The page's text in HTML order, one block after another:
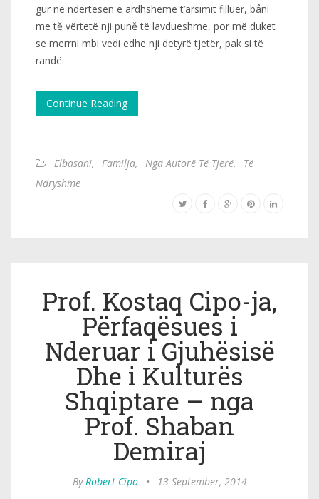
gur në ndërtesën e ardhshëme t’arsimit filluer, båni
me tě vërtetë nji puně të lavdueshme, por më duket
se merrni mbi vedi edhe nji detyrë tjetër, pak si të
randë.
Continue Reading
Elbasani, Familja, Nga Autorë Të Tjerë,
Të
Ndryshme
Prof. Kostaq Cipo-ja,
Përfaqësues i
Nderuar i Gjuhësisë
Dhe i Kulturës
Shqiptare – nga
Prof. Shaban
Demiraj
ByRobert Cipo • 13 September, 2014